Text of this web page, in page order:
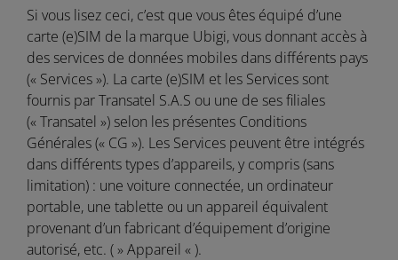
Si vous lisez ceci, c’est que vous êtes équipé d’une
carte (e)SIM de la marque Ubigi, vous donnant accès à
des services de données mobiles dans différents pays
(« Services »). La carte (e)SIM et les Services sont
fournis par Transatel S.A.S ou une de ses filiales
(« Transatel ») selon les présentes Conditions
Générales (« CG »). Les Services peuvent être intégrés
dans différents types d’appareils, y compris (sans
limitation) : une voiture connectée, un ordinateur
portable, une tablette ou un appareil équivalent
provenant d’un fabricant d’équipement d’origine
autorisé, etc. ( » Appareil « ).